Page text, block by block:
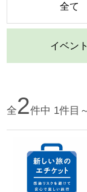
全て
イベント
全2件中 1件目